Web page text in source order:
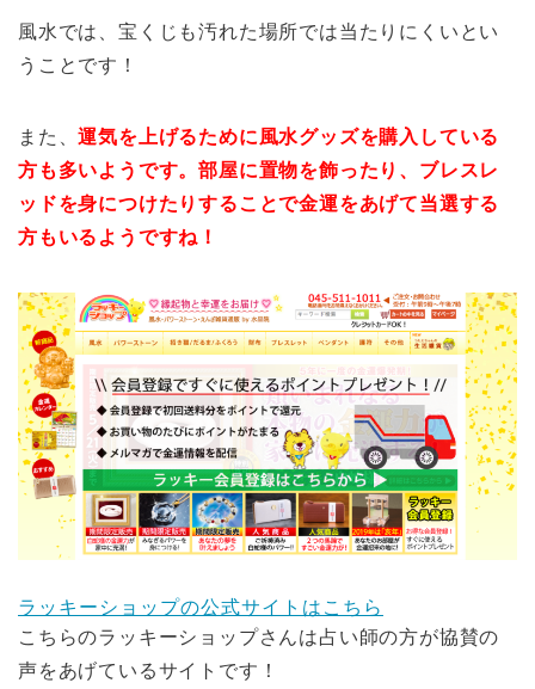
風水では、宝くじも汚れた場所では当たりにくいとい
うことです！
また、運気を上げるために風水グッズを購入している
方も多いようです。部屋に置物を飾ったり、ブレスレ
ッドを身につけたりすることで金運をあげて当選する
方もいるようですね！
ラッキーショップの公式サイトはこちら
こちらのラッキーショップさんは占い師の方が協賛の
声をあげているサイトです！